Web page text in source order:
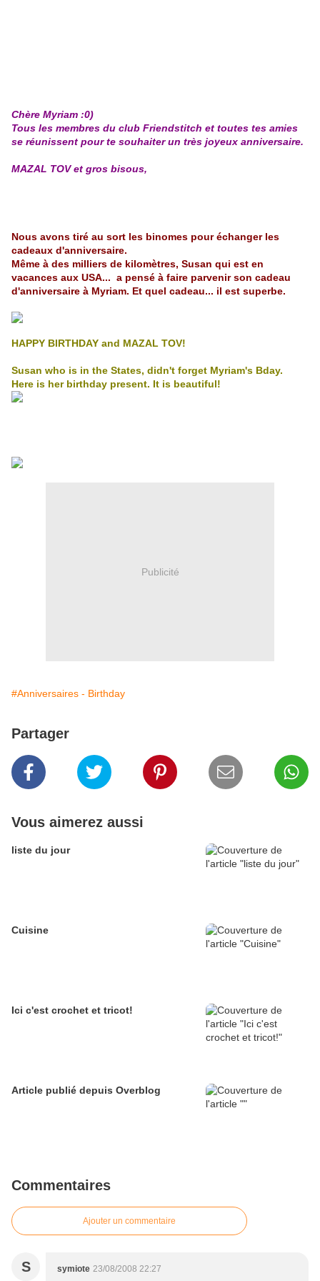
Chère Myriam :0)
Tous les membres du club Friendstitch et toutes tes amies
se réunissent pour te souhaiter un très joyeux anniversaire.
MAZAL TOV et gros bisous,
Nous avons tiré au sort les binomes pour échanger les
cadeaux d'anniversaire.
Même à des milliers de kilomètres, Susan qui est en
vacances aux USA... a pensé à faire parvenir son cadeau
d'anniversaire à Myriam. Et quel cadeau... il est superbe.
HAPPY BIRTHDAY and MAZAL TOV!
Susan who is in the States, didn't forget Myriam's Bday.
Here is her birthday present. It is beautiful!
Publicité
#Anniversaires - Birthday
Partager
Vous aimerez aussi
liste du jour
Cuisine
Ici c'est crochet et tricot!
Article publié depuis Overblog
Commentaires
Ajouter un commentaire
S symiote 23/08/2008 22:27